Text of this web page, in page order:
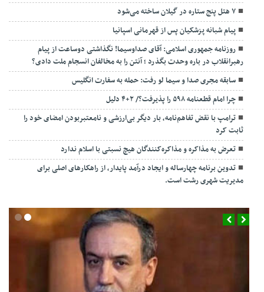
۷ هتل پنج ستاره در گیلان ساخته می‌شود
پیام شبانه پزشکیان پس از قهرمانی اسپانیا
روزنامه جمهوری اسلامی: آقای صداوسیما! نگذاشتی دوساعت از پیام
رهبرانقلاب در باره وحدت بگذرد ؛ آنتن را به مخالفان انسجام ملت دادی؟
سابقه مجری صدا و سیما لو رفت: حمله به سفارت انگلیس
چرا امام قطعنامه ۵۹۸ را پذیرفت؟/ ۲+۴ دلیل
ترامپ با نقض تفاهم‌نامه، بار دیگر بی‌ارزشی و نامعتبربودن امضای خود را
ثابت کرد
تعرض به مذاکره و مذاکره‌کنندگان هیچ نسبتی با اسلام ندارد
تدوین برنامه چهارساله و ایجاد درآمد پایدار، از راهکارهای اصلی برای
مدیریت شهری رشت است.